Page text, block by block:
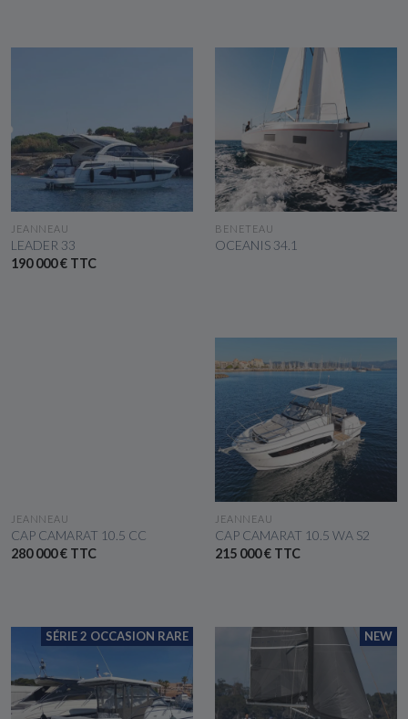
VOIR LE BATEAU
JEANNEAU
LEADER 33
190 000 € TTC
VOIR LE BATEAU
BENETEAU
OCEANIS 34.1
VOIR LE BATEAU
JEANNEAU
CAP CAMARAT 10.5 CC
280 000 € TTC
VOIR LE BATEAU
JEANNEAU
CAP CAMARAT 10.5 WA S2
215 000 € TTC
SÉRIE 2 OCCASION RARE NEW